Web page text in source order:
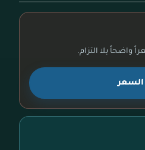
واضحاً بلا التزام.